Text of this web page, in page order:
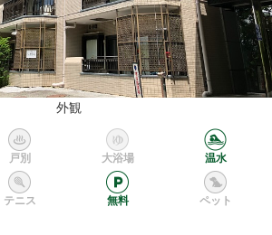
外観
戸別 大浴場 温水
テニス 無料 ペット